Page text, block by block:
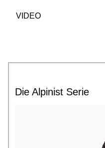
VIDEO
Die Alpinist Serie